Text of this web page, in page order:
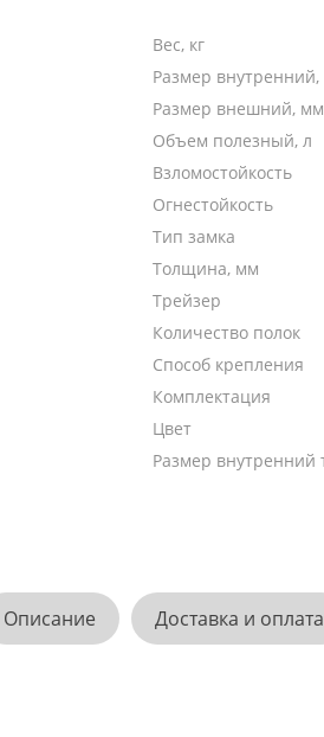
Вес, кг
Размер
Размер внешний, мм
Объем полезный, л
Взломостойкость
Огнестойкость
Тип замка
Толщина, мм
Трейзер
Количество полок
Способ крепления
Комплектация
Цвет
Размер внутренний
Описание Доставка и оплата